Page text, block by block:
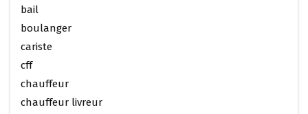
bail
boulanger
cariste
cff
chauffeur
chauffeur livreur